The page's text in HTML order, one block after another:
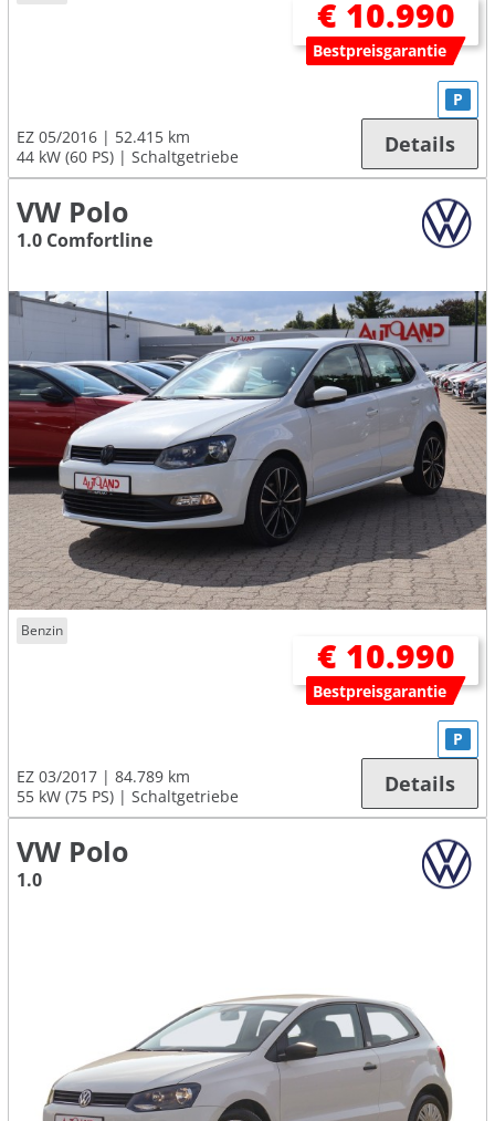
€ 10.990
Bestpreisgarantie
EZ 05/2016
52.415 km
44 kW (60 PS)
Schaltgetriebe
P
Details
VW Polo
1.0 Comfortline
Benzin
€ 10.990
Bestpreisgarantie
EZ 03/2017
84.789 km
55 kW (75 PS)
Schaltgetriebe
P
Details
VW Polo
1.0